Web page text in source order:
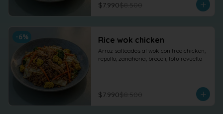
$7.990$8.500
-6% Rice wok chicken
Arroz salteados al wok con free chicken,
repollo, zanahoria, brocoli, tofu revuelto
$7.990$8.500